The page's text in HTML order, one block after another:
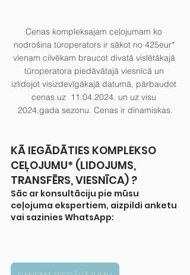
Cenas kompleksajam ceļojumam ko
nodrošina tūroperators ir sākot no 425eur*
vienam cilvēkam braucot divatā vislētākajā
tūroperatora piedāvātajā viesnīcā un
izlidojot visizdevīgākajā datumā, pārbaudot
cenas uz  11.04.2024. un uz visu
2024.gada sezonu. Cenas ir dinamiskas.
KĀ IEGĀDĀTIES KOMPLEKSO
CEĻOJUMU* (LIDOJUMS,
TRANSFĒRS, VIESNĪCA) ?
Sāc ar konsultāciju pie mūsu
ceļojuma ekspertiem, aizpildi anketu
vai sazinies WhatsApp: